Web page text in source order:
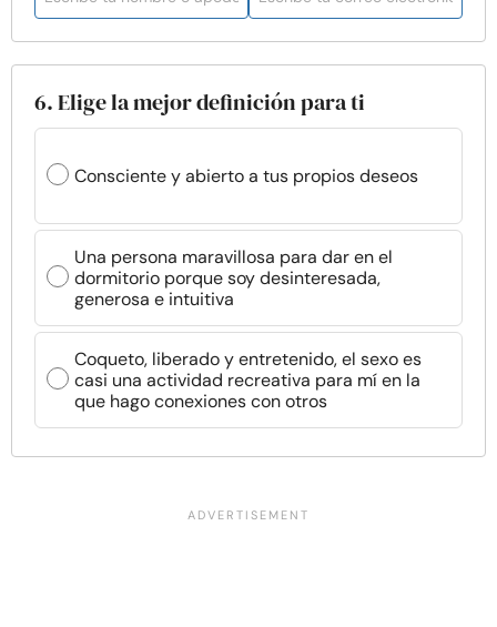
6. Elige la mejor definición para ti
Consciente y abierto a tus propios deseos
Una persona maravillosa para dar en el
dormitorio porque soy desinteresada,
generosa e intuitiva
Coqueto, liberado y entretenido, el sexo es
casi una actividad recreativa para mí en la
que hago conexiones con otros